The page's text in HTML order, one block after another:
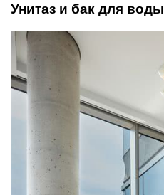
Унитаз и бак для воды